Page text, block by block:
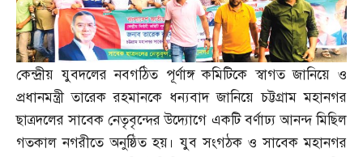
কেন্দ্রীয় যুবদলের নবগঠিত পূর্ণাঙ্গ কমিটিকে স্বাগত জানিয়ে ও
প্রধানমন্ত্রী তারেক রহমানকে ধন্যবাদ জানিয়ে চট্টগ্রাম মহানগর
ছাত্রদলের সাবেক নেতৃবৃন্দের উদ্যোগে একটি বর্ণাঢ্য আনন্দ মিছিল
গতকাল নগরীতে অনুষ্ঠিত হয়। যুব সংগঠক ও সাবেক মহানগর